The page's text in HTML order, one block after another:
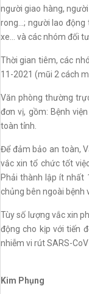
người giao hàng,
rong...; người lao
xe... và các nhóm đối
Thời gian tiêm, các
11-2021 (mũi 2 cách
Văn phòng thường
đơn vị, gồm: Bệnh
toàn tỉnh.
Để đảm bảo an toàn,
vắc xin tổ chức tốt
Phải thành lập ít nhất
chủng bên ngoài bệnh
Tùy số lượng vắc xin
động cho kịp với tiến
nhiễm vi rút SARS-
Kim Phụng